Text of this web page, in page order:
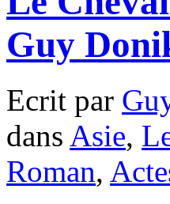
Guy
Ecrit par
dans Asie,
Roman,